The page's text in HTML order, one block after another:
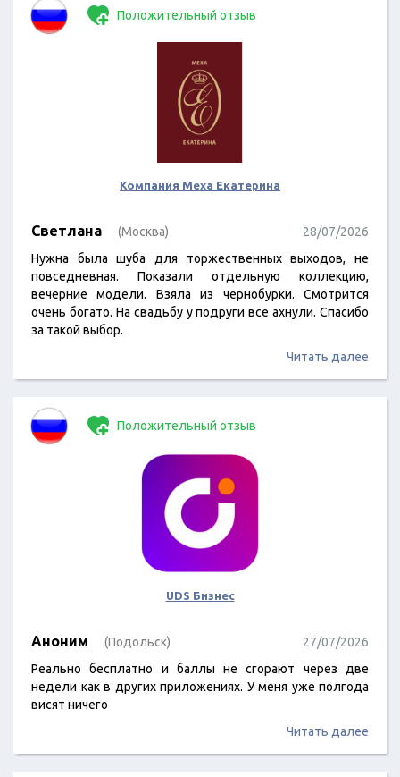
Положительный отзыв
Компания Меха Екатерина
Светлана (Москва)
28/07/2026
Нужна была шуба для торжественных выходов, не
повседневная. Показали отдельную коллекцию,
вечерние модели. Взяла из чернобурки. Смотрится
очень богато. На свадьбу у подруги все ахнули. Спасибо
за такой выбор.
Читать далее
Положительный отзыв
UDS Бизнес
Аноним (Подольск)
27/07/2026
Реально бесплатно и баллы не сгорают через две
недели как в других приложениях. У меня уже полгода
висят ничего
Читать далее